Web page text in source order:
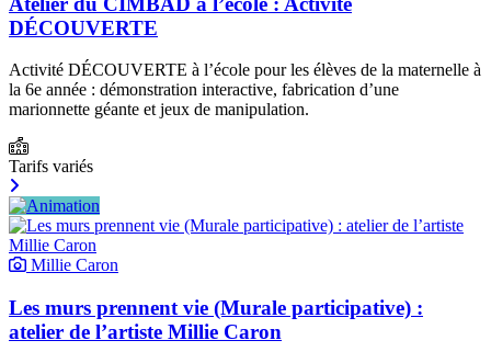
DÉCOUVERTE
Activité DÉCOUVERTE à l’école pour les élèves de la maternelle à
la 6e année : démonstration interactive, fabrication d’une
marionnette géante et jeux de manipulation.
Tarifs variés
Millie Caron
Les murs prennent vie (Murale participative) :
atelier de l’artiste Millie Caron